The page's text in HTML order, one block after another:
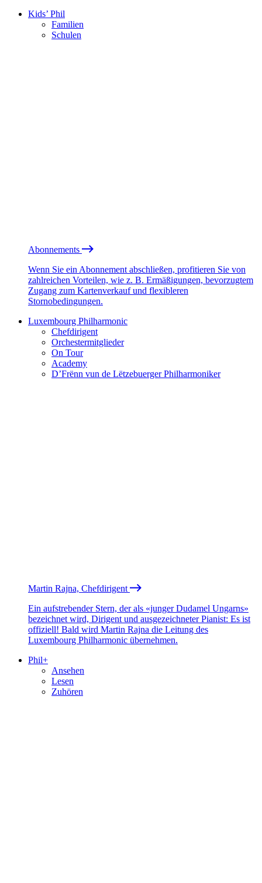
Kids’ Phil
Familien
Schulen
Abonnements
Wenn Sie ein Abonnement abschließen, profitieren Sie von
zahlreichen Vorteilen, wie z. B. Ermäßigungen, bevorzugtem
Zugang zum Kartenverkauf und flexibleren
Stornobedingungen.
Luxembourg Philharmonic
Chefdirigent
Orchestermitglieder
On Tour
Academy
D’Frënn vun de Lëtzebuerger Philharmoniker
Martin Rajna, Chefdirigent
Ein aufstrebender Stern, der als «junger Dudamel Ungarns»
bezeichnet wird, Dirigent und ausgezeichneter Pianist: Es ist
offiziell! Bald wird Martin Rajna die Leitung des
Luxembourg Philharmonic übernehmen.
Phil+
Ansehen
Lesen
Zuhören